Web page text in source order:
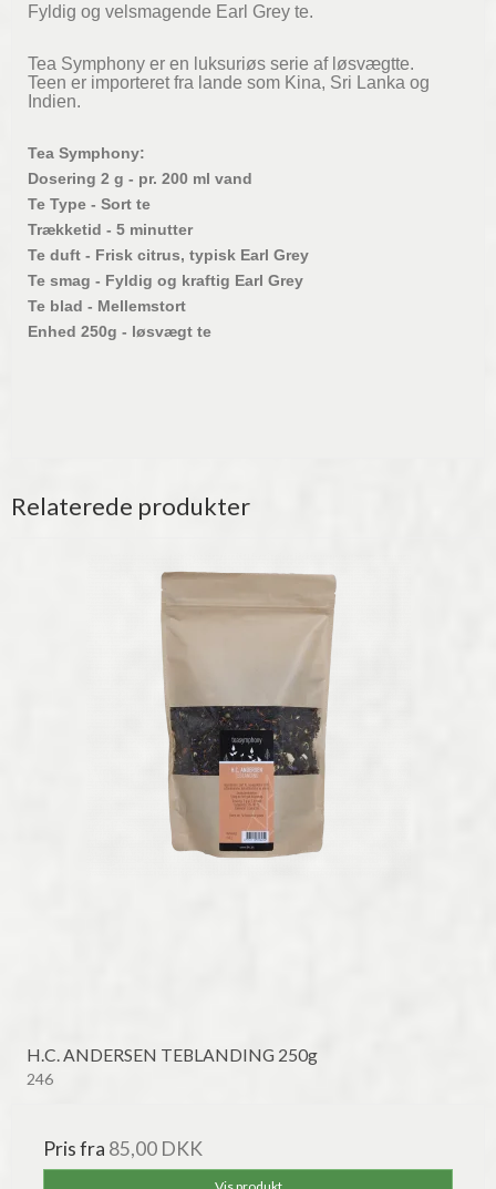
Fyldig og velsmagende Earl Grey te.
Tea Symphony er en luksuriøs serie af løsvægtte.
Teen er importeret fra lande som Kina, Sri Lanka og
Indien.
Tea Symphony:
Dosering 2 g - pr. 200 ml vand
Te Type - Sort te
Trækketid - 5 minutter
Te duft - Frisk citrus, typisk Earl Grey
Te smag - Fyldig og kraftig Earl Grey
Te blad - Mellemstort
Enhed 250g - løsvægt te
Relaterede produkter
H.C. ANDERSEN TEBLANDING 250g
246
Pris fra 85,00 DKK